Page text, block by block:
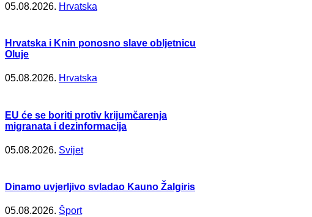
05.08.2026. Hrvatska
Hrvatska i Knin ponosno slave obljetnicu
Oluje
05.08.2026. Hrvatska
EU će se boriti protiv krijumčarenja
migranata i dezinformacija
05.08.2026. Svijet
Dinamo uvjerljivo svladao Kauno Žalgiris
05.08.2026. Šport